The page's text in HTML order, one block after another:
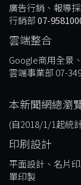
廣告行銷、報導
行銷部07-
雲端整合
Google商用全景
雲端事業部 07-
本新聞網總瀏
(自2018/1/1起統
印刷設計
平面設計、名片
單印製